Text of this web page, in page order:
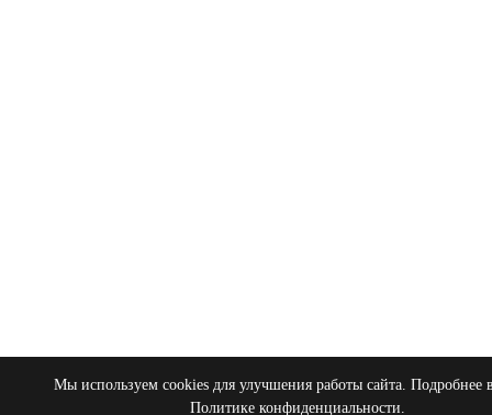
Мы используем cookies для улучшения работы сайта. Подробнее
Политике конфиденциальности.